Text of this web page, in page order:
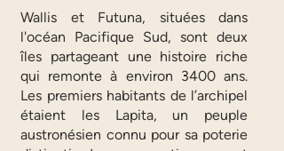
Wallis et Futuna, situées dans
l'océan Pacifique Sud, sont deux
îles partageant une histoire riche
qui remonte à environ 3400 ans.
Les premiers habitants de l’archipel
étaient les Lapita, un peuple
austronésien connu pour sa poterie